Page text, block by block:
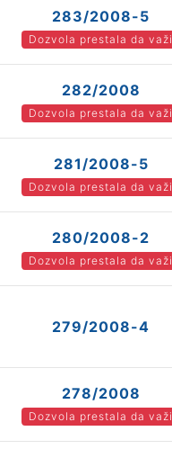
283/2008-5
Dozvola prestala da važi
282/2008
Dozvola prestala da važi
281/2008-5
Dozvola prestala da važi
280/2008-2
Dozvola prestala da važi
279/2008-4
278/2008
Dozvola prestala da važi